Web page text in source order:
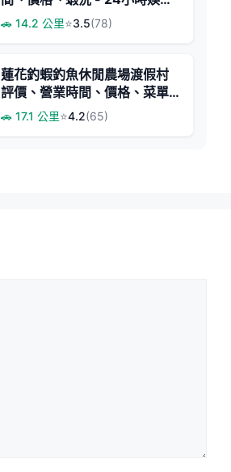
釣場
🚗 14.2 公里⭐3.5(78)
蓮花釣蝦釣魚休閒農場渡假村
評價、營業時間、價格、菜單 -
親子同樂與釣蝦體驗兼具
🚗 17.1 公里⭐4.2(65)